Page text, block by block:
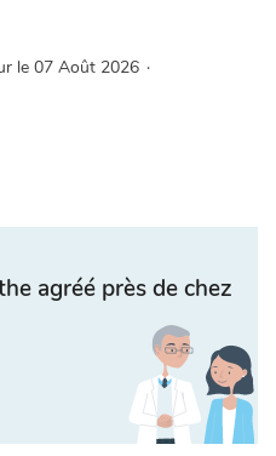
le 07 Août 2026 ·
agréé près de chez